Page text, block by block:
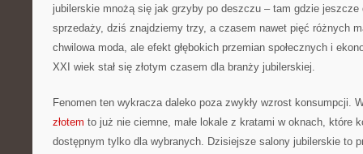
jubilerskie mnożą się jak grzyby po deszczu – tam gdzie jeszcze
sprzedaży, dziś znajdziemy trzy, a czasem nawet pięć różnych
chwilowa moda, ale efekt głębokich przemian społecznych i
XXI wiek stał się złotym czasem dla branży jubilerskiej.
Fenomen ten wykracza daleko poza zwykły wzrost konsumpcji.
złotem to już nie ciemne, małe lokale z kratami w oknach, które
dostępnym tylko dla wybranych. Dzisiejsze salony jubilerskie to